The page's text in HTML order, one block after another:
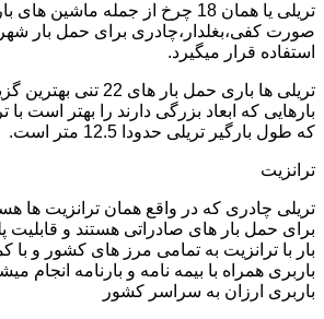
تریلی یا همان 18 چرخ از جمله
صورت کفی،بغلدار،چادری برای حمل بار
استفاده قرار میگیرد.
تریلی ها باری حمل بار های
بارهایی که ابعاد بزرگی دارند را بهتر است با
که طول بارگیر تریلی حدودا 12.5 متر است.
ترانزیت
تریلی چادری که در واقع همان ترانزیت ها
برای حمل بار های صادراتی هستند و
بار با ترانزیت به تمامی مرز های کشور و با
باربری همراه با بیمه نامه و بارنامه انجام
باربری ارزان به سراسر کشور